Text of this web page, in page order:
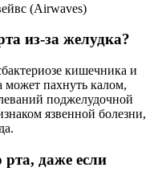
(Airwaves)
из-за желудка?
кишечника и
может пахнуть калом,
поджелудочной
язвенной болезни,
рта, даже если